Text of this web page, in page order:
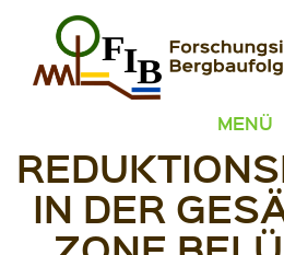
Zum Inhalt springen
FIB – Forschungsinstitut für
MENÜ
IN DER